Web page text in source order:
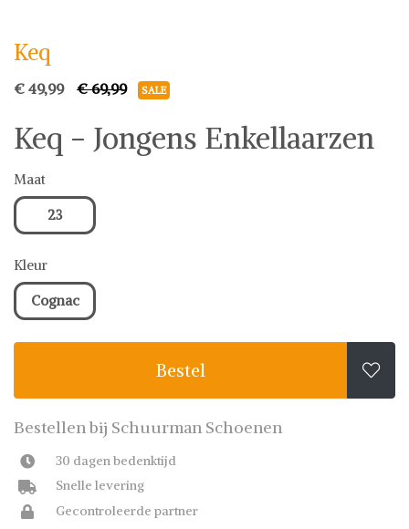
Keq
€ 49,99 € 69,99 SALE
Keq - Jongens Enkellaarzen
Maat
23
Kleur
Cognac
Bestel 
Bestellen bij Schuurman Schoenen
30 dagen bedenktijd
Snelle levering
Gecontroleerde partner